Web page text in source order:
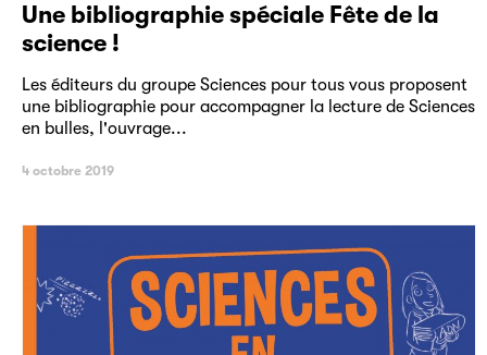
Une bibliographie spéciale Fête de la
science !
Les éditeurs du groupe Sciences pour tous vous proposent
une bibliographie pour accompagner la lecture de Sciences
en bulles, l'ouvrage...
4 octobre 2019